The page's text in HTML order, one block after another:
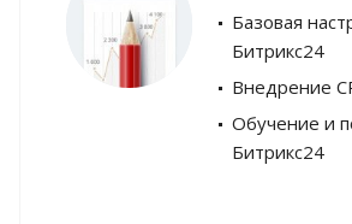
Базовая
Битрикс24
Внедрение
Обучение и
Битрикс24